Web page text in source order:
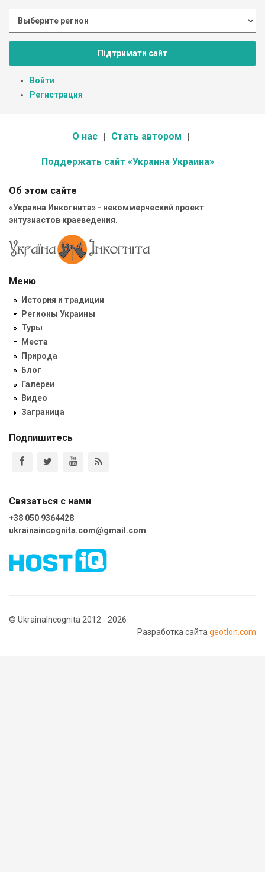
Підтримати сайт
Войти
Регистрация
О нас Стать автором
Поддержать сайт «Украина Украина»
Об этом сайте
«Украина Инкогнита» - некоммерческий проект
энтузиастов краеведения.
Меню
История и традиции
Регионы Украины
Туры
Места
Природа
Блог
Галереи
Видео
Заграница
Подпишитесь
Связаться с нами
+38 050 9364428
ukrainaincognita.com@gmail.com
© UkrainaIncognita 2012 - 2026
Разработка сайта geotlon.com